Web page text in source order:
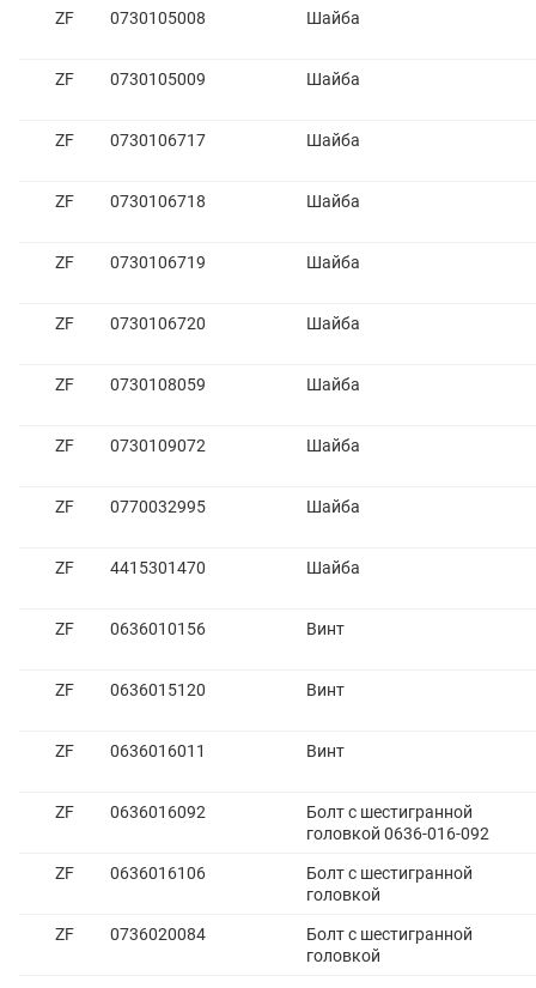
ZF 0730105008 Шайба
ZF 0730105009 Шайба
ZF 0730106717 Шайба
ZF 0730106718 Шайба
ZF 0730106719 Шайба
ZF 0730106720 Шайба
ZF 0730108059 Шайба
ZF 0730109072 Шайба
ZF 0770032995 Шайба
ZF 4415301470 Шайба
ZF 0636010156 Винт
ZF 0636015120 Винт
ZF 0636016011 Винт
ZF 0636016092
Болт с шестигранной
головкой 0636-016-092
ZF
0636016106
Болт с шестигранной
головкой
ZF
0736020084
Болт с шестигранной
головкой